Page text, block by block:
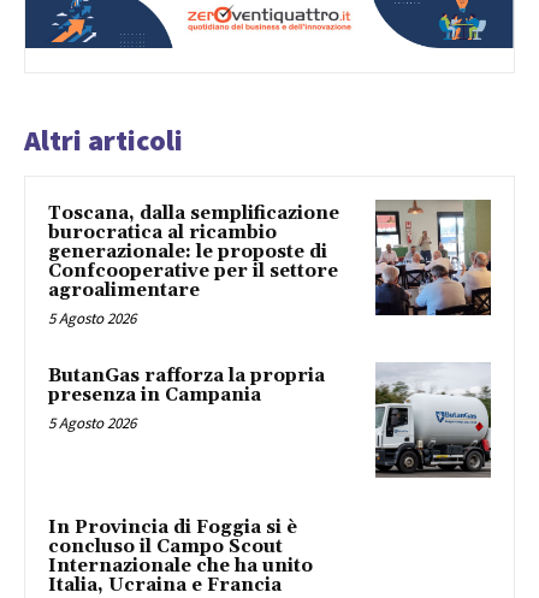
Altri articoli
Toscana, dalla semplificazione
burocratica al ricambio
generazionale: le proposte di
Confcooperative per il settore
agroalimentare
5 Agosto 2026
ButanGas rafforza la propria
presenza in Campania
5 Agosto 2026
In Provincia di Foggia si è
concluso il Campo Scout
Internazionale che ha unito
Italia, Ucraina e Francia